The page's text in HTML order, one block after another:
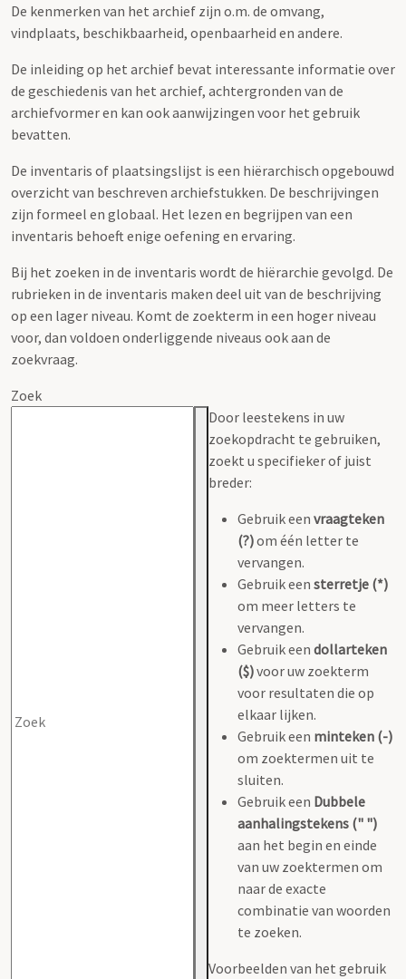
De kenmerken van het archief zijn o.m. de omvang,
vindplaats, beschikbaarheid, openbaarheid en andere.
De inleiding op het archief bevat interessante informatie over
de geschiedenis van het archief, achtergronden van de
archiefvormer en kan ook aanwijzingen voor het gebruik
bevatten.
De inventaris of plaatsingslijst is een hiërarchisch opgebouwd
overzicht van beschreven archiefstukken. De beschrijvingen
zijn formeel en globaal. Het lezen en begrijpen van een
inventaris behoeft enige oefening en ervaring.
Bij het zoeken in de inventaris wordt de hiërarchie gevolgd. De
rubrieken in de inventaris maken deel uit van de beschrijving
op een lager niveau. Komt de zoekterm in een hoger niveau
voor, dan voldoen onderliggende niveaus ook aan de
zoekvraag.
Zoek
Door leestekens in uw
zoekopdracht te gebruiken,
zoekt u specifieker of juist
breder:
Gebruik een vraagteken
(?)om één letter te
vervangen.
Gebruik een sterretje (*)
om meer letters te
vervangen.
Gebruik een dollarteken
($)voor uw zoekterm
voor resultaten die op
elkaar lijken.
Gebruik een minteken (-)
om zoektermen uit te
sluiten.
Gebruik een Dubbele
aanhalingstekens (" ")
aan het begin en einde
van uw zoektermen om
naar de exacte
combinatie van woorden
te zoeken.
Voorbeelden van het gebruik